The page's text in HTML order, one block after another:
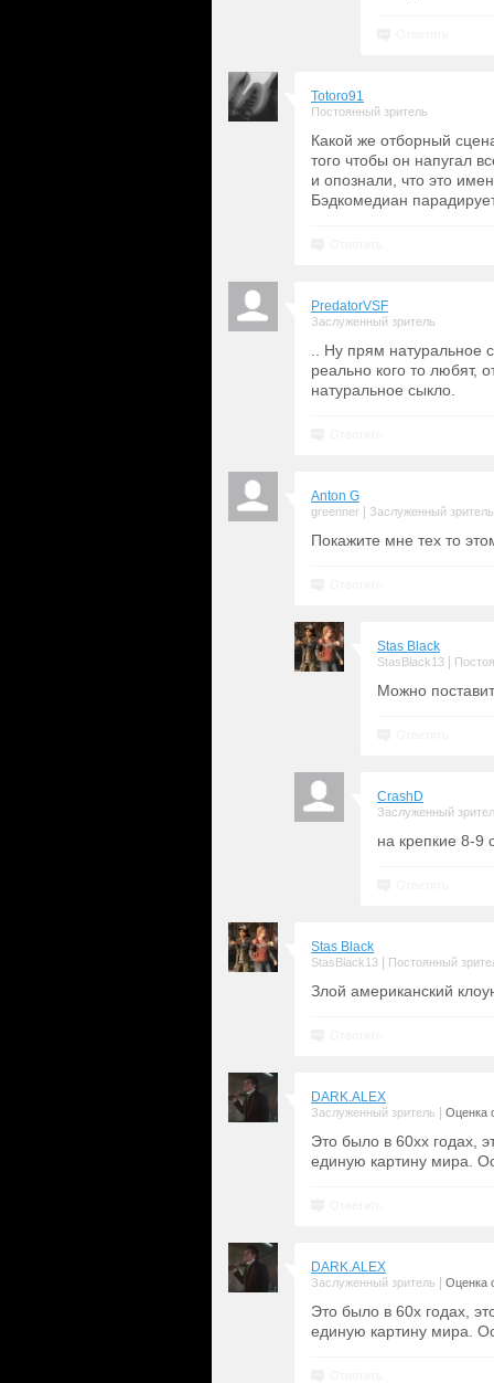
Totoro91
Постоянный зритель
Какой же отборный
того чтобы он напугал
и опознали, что это
Бэдкомедиан
PredatorVSF
Заслуженный зритель
.. Ну прям натуральное
реально кого то любят,
натуральное сыкло.
Anton G
greenner Заслуженный зритель
Покажите мне тех то
Stas Black
StasBlack13
Можно
CrashD
Заслуженный
на крепкие 8-9
Stas Black
StasBlack13 Постоянный
Злой американский
DARK.ALEX
Заслуженный зритель Оценка
Это было в 60хх годах,
единую картину мира.
DARK.ALEX
Заслуженный зритель Оценка
Это было в 60х годах,
единую картину мира.